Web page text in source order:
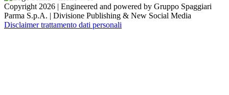
Copyright 2026 | Engineered and powered by Gruppo Spaggiari
Parma S.p.A. | Divisione Publishing & New Social Media
Disclaimer trattamento dati personali